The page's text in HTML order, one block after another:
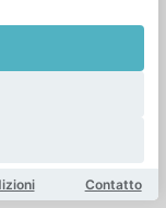
Contatto